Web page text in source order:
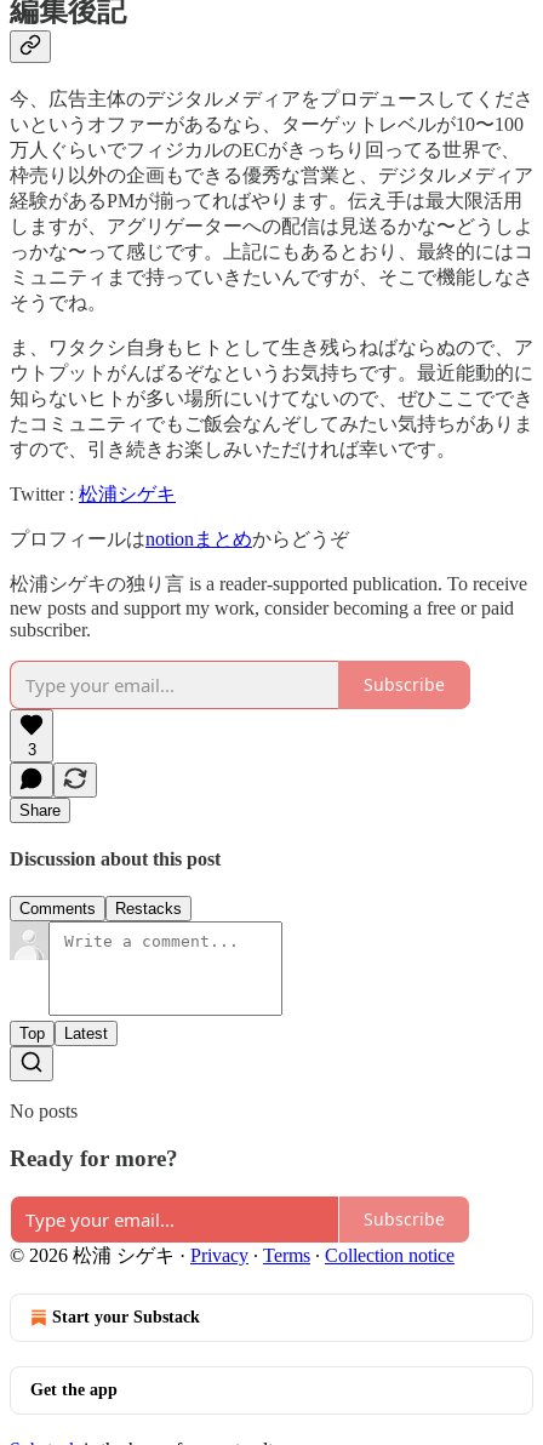
編集後記
今、広告主体のデジタルメディアをプロデュースしてくださ
いというオファーがあるなら、ターゲットレベルが10〜100
万人ぐらいでフィジカルのECがきっちり回ってる世界で、
枠売り以外の企画もできる優秀な営業と、デジタルメディア
経験があるPMが揃ってればやります。伝え手は最大限活用
しますが、アグリゲーターへの配信は見送るかな〜どうしよ
っかな〜って感じです。上記にもあるとおり、最終的にはコ
ミュニティまで持っていきたいんですが、そこで機能しなさ
そうでね。
ま、ワタクシ自身もヒトとして生き残らねばならぬので、ア
ウトプットがんばるぞなというお気持ちです。最近能動的に
知らないヒトが多い場所にいけてないので、ぜひここででき
たコミュニティでもご飯会なんぞしてみたい気持ちがありま
すので、引き続きお楽しみいただければ幸いです。
Twitter : 松浦シゲキ
プロフィールはnotionまとめからどうぞ
松浦シゲキの独り言 is a reader-supported publication. To receive
new posts and support my work, consider becoming a free or paid
subscriber.
Subscribe
3
Share
Discussion about this post
Comments Restacks
Top Latest
No posts
Ready for more?
Subscribe
© 2026 松浦 シゲキ · Privacy ∙ Terms ∙ Collection notice
Start your Substack
Get the app